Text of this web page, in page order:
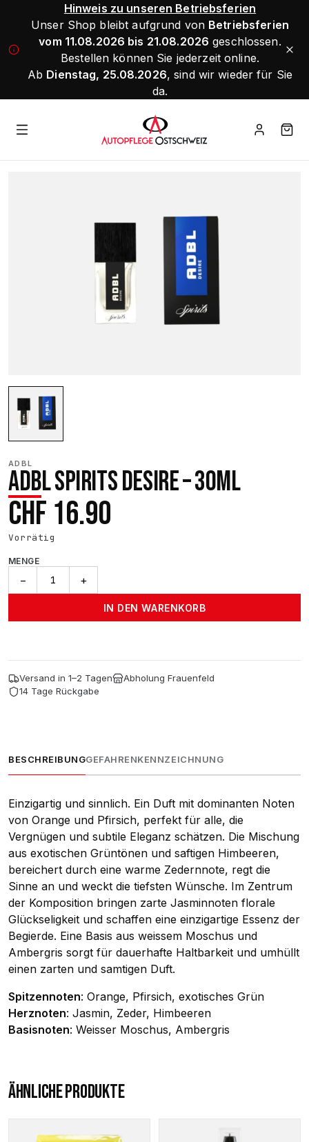
Hinweis zu unseren Betriebsferien
Unser Shop bleibt aufgrund von Betriebsferien
vom 11.08.2026 bis 21.08.2026 geschlossen.
Bestellen können Sie jederzeit online.
Ab Dienstag, 25.08.2026, sind wir wieder für Sie
da.
ADBL
ADBL SPIRITS DESIRE – 30ML
CHF 16.90
Vorrätig
MENGE
− +
IN DEN WARENKORB
Versand in 1–2 Tagen
Abholung Frauenfeld
14 Tage Rückgabe
BESCHREIBUNGGEFAHRENKENNZEICHNUNG
Einzigartig und sinnlich. Ein Duft mit dominanten Noten
von Orange und Pfirsich, perfekt für alle, die
Vergnügen und subtile Eleganz schätzen. Die Mischung
aus exotischen Grüntönen und saftigen Himbeeren,
bereichert durch eine warme Zedernnote, regt die
Sinne an und weckt die tiefsten Wünsche. Im Zentrum
der Komposition bringen zarte Jasminnoten florale
Glückseligkeit und schaffen eine einzigartige Essenz der
Begierde. Eine Basis aus weissem Moschus und
Ambergris sorgt für dauerhafte Haltbarkeit und umhüllt
einen zarten und samtigen Duft.
Spitzennoten: Orange, Pfirsich, exotisches Grün
Herznoten: Jasmin, Zeder, Himbeeren
Basisnoten: Weisser Moschus, Ambergris
ÄHNLICHE PRODUKTE